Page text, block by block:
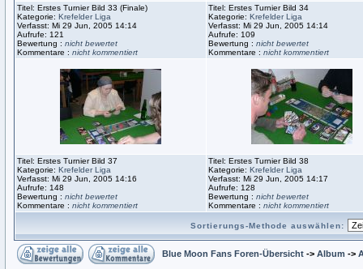
Titel: Erstes Turnier Bild 33 (Finale)
Kategorie: Krefelder Liga
Verfasst: Mi 29 Jun, 2005 14:14
Aufrufe: 121
Bewertung : nicht bewertet
Kommentare : nicht kommentiert
Titel: Erstes Turnier Bild 34
Kategorie: Krefelder Liga
Verfasst: Mi 29 Jun, 2005 14:14
Aufrufe: 109
Bewertung : nicht bewertet
Kommentare : nicht kommentiert
Titel: Erstes Turnier Bild 37
Kategorie: Krefelder Liga
Verfasst: Mi 29 Jun, 2005 14:16
Aufrufe: 148
Bewertung : nicht bewertet
Kommentare : nicht kommentiert
Titel: Erstes Turnier Bild 38
Kategorie: Krefelder Liga
Verfasst: Mi 29 Jun, 2005 14:17
Aufrufe: 128
Bewertung : nicht bewertet
Kommentare : nicht kommentiert
Sortierungs-Methode auswählen:
Blue Moon Fans Foren-Übersicht -> Album ->